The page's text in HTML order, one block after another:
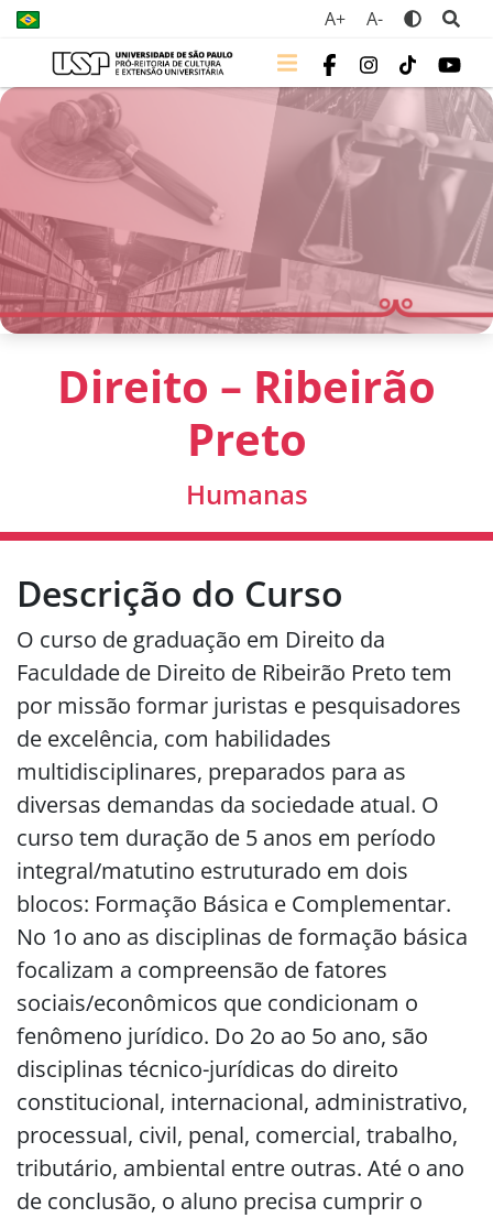
A+ A-
Direito – Ribeirão
Preto
Humanas
Descrição do Curso
O curso de graduação em Direito da
Faculdade de Direito de Ribeirão Preto tem
por missão formar juristas e pesquisadores
de excelência, com habilidades
multidisciplinares, preparados para as
diversas demandas da sociedade atual. O
curso tem duração de 5 anos em período
integral/matutino estruturado em dois
blocos: Formação Básica e Complementar.
No 1o ano as disciplinas de formação básica
focalizam a compreensão de fatores
sociais/econômicos que condicionam o
fenômeno jurídico. Do 2o ao 5o ano, são
disciplinas técnico-jurídicas do direito
constitucional, internacional, administrativo,
processual, civil, penal, comercial, trabalho,
tributário, ambiental entre outras. Até o ano
de conclusão, o aluno precisa cumprir o